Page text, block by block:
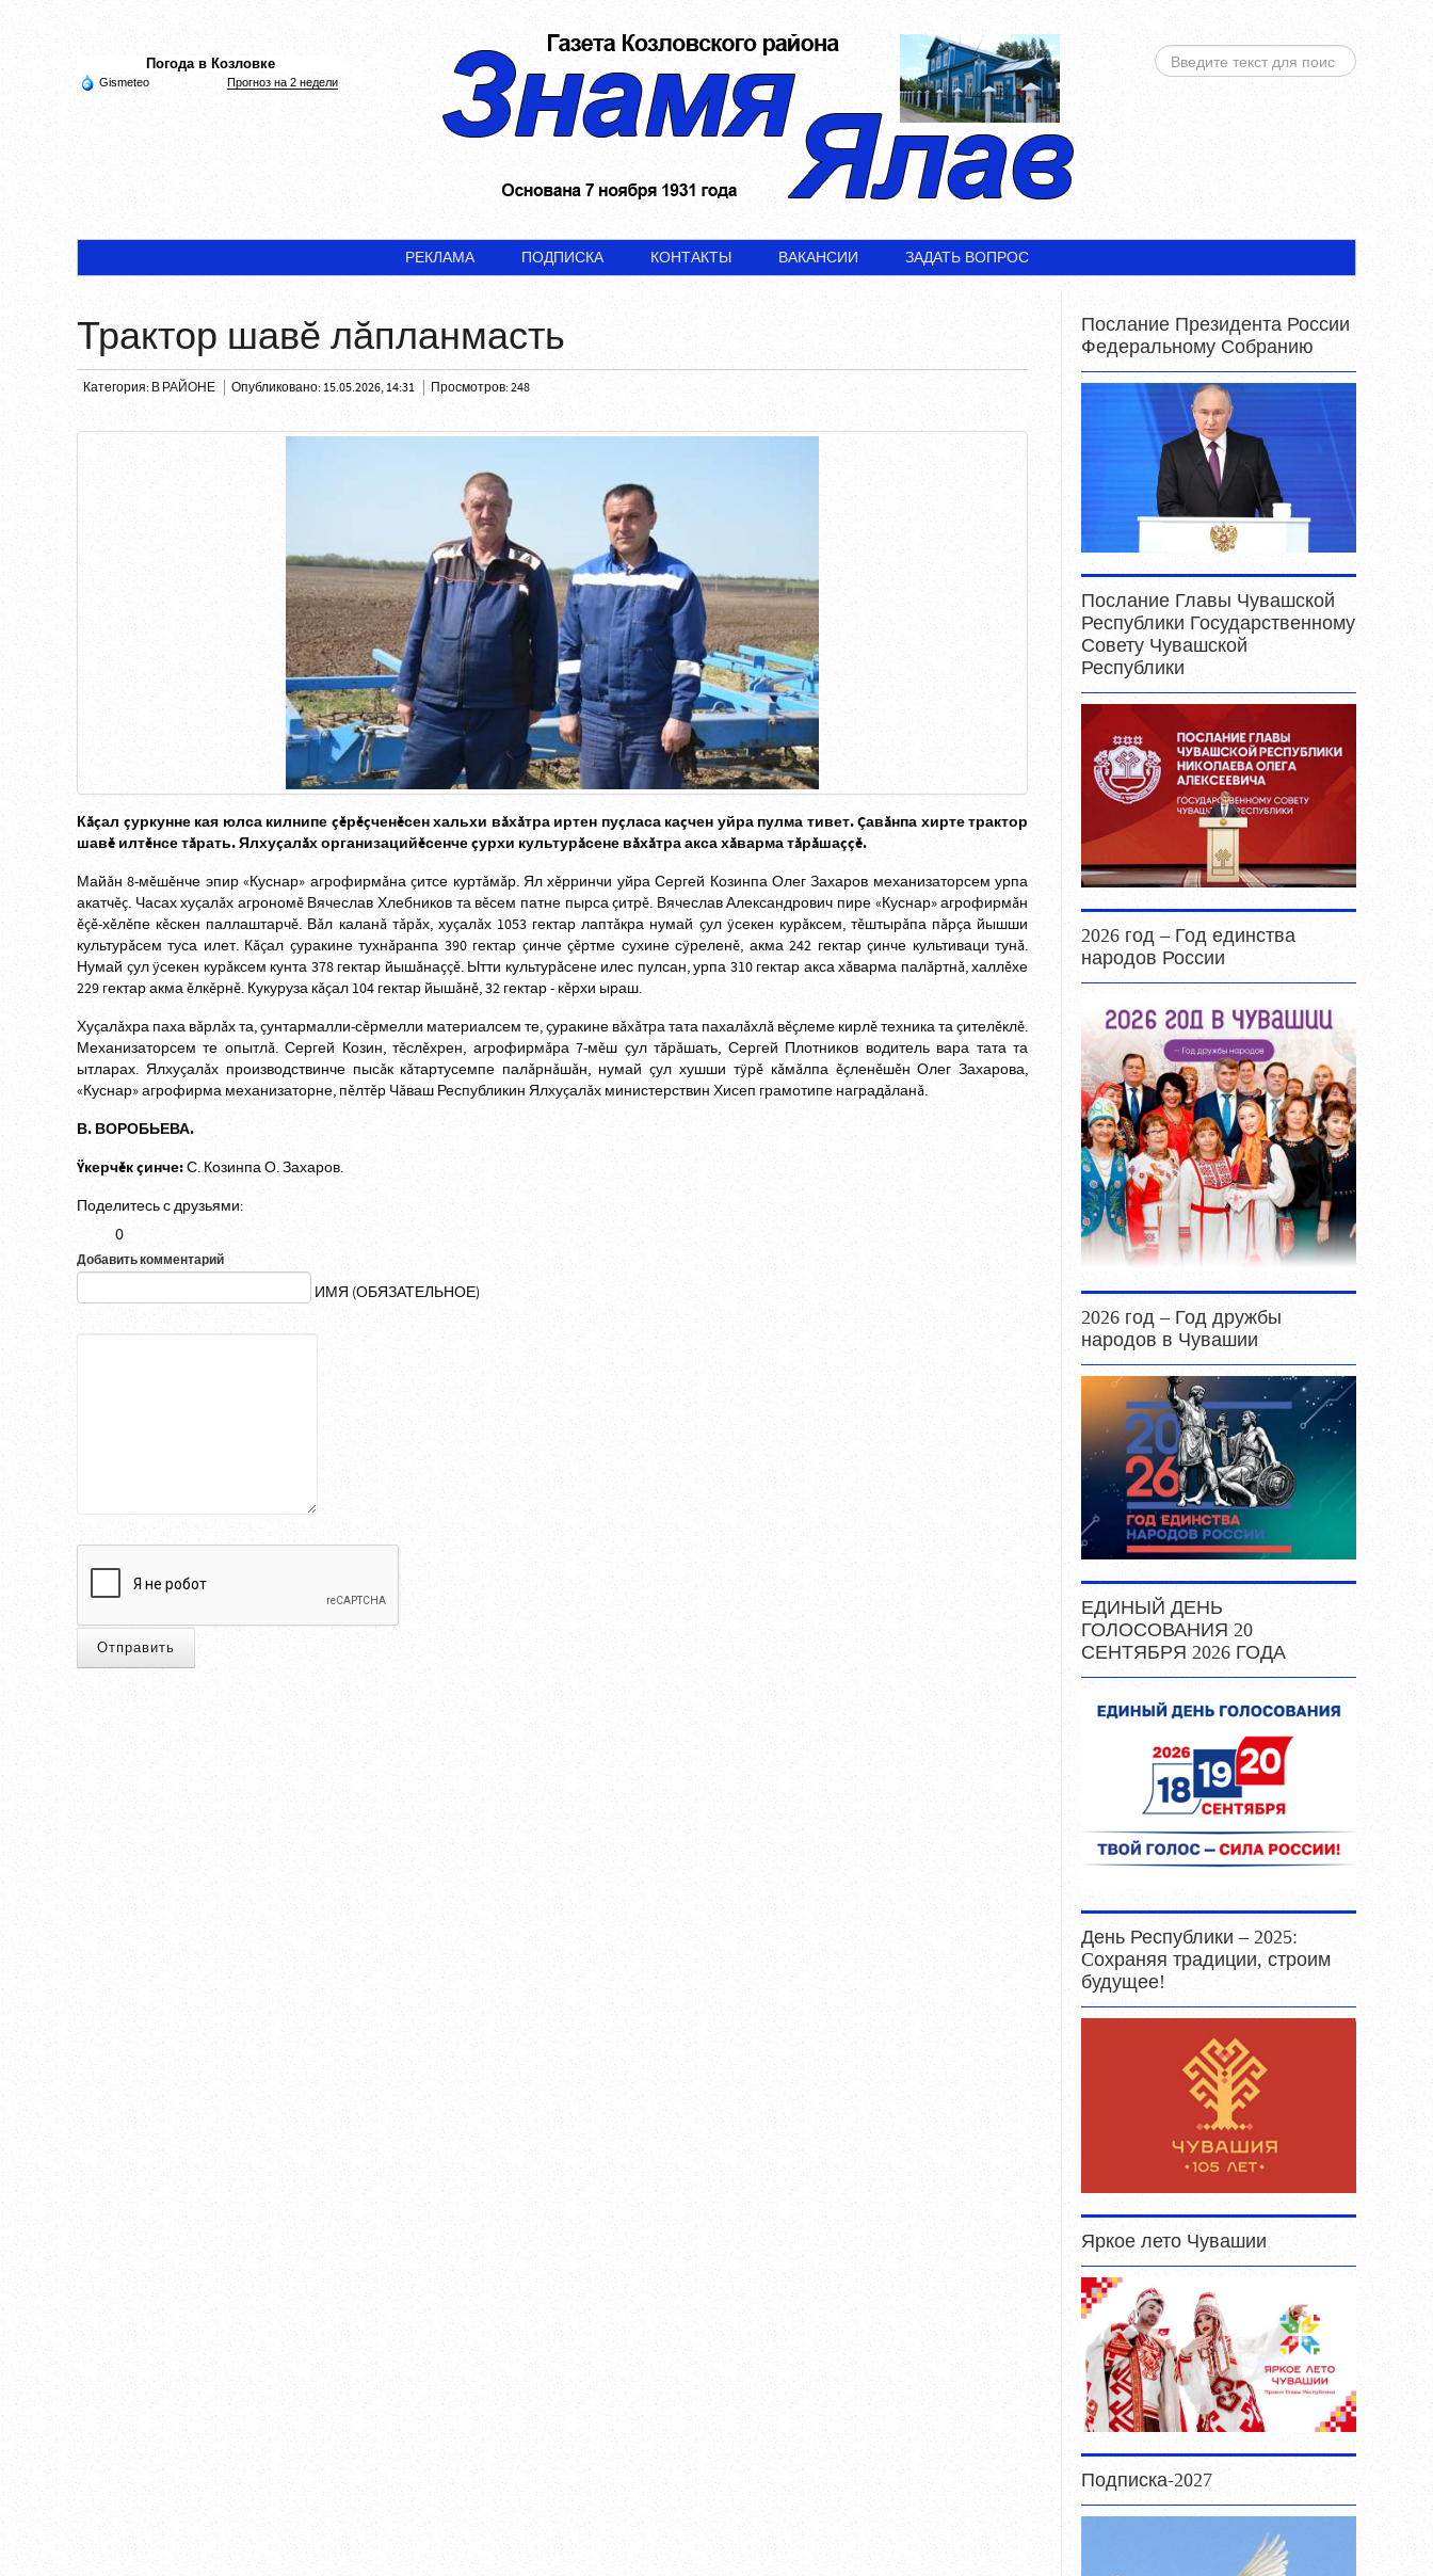
Погода в Козловке
Gismeteo Прогноз на 2 недели
ИСКАТЬ...
РЕКЛАМА ПОДПИСКА КОНТАКТЫ ВАКАНСИИ ЗАДАТЬ ВОПРОС
Трактор шавĕ лăпланмасть
Категория: В РАЙОНЕ Опубликовано: 15.05.2026, 14:31 Просмотров: 248
Кăçал çуркунне кая юлса килнипе çĕрĕçченĕсен хальхи вăхăтра иртен пуçласа каçчен уйра пулма тивет. Çавăнпа хирте трактор
шавĕ илтĕнсе тăрать. Ялхуçалăх организацийĕсенче çурхи культурăсене вăхăтра акса хăварма тăрăшаççĕ.
Майăн 8-мĕшĕнче эпир «Куснар» агрофирмăна çитсе куртăмăр. Ял хĕрринчи уйра Сергей Козинпа Олег Захаров механизаторсем урпа
акатчĕç. Часах хуçалăх агрономĕ Вячеслав Хлебников та вĕсем патне пырса çитрĕ. Вячеслав Александрович пире «Куснар» агрофирмăн
ĕçĕ-хĕлĕпе кĕскен паллаштарчĕ. Вăл каланă тăрăх, хуçалăх 1053 гектар лаптăкра нумай çул ÿсекен курăксем, тĕштырăпа пăрçа йышши
культурăсем туса илет. Кăçал çуракине тухнăранпа 390 гектар çинче çĕртме сухине сÿреленĕ, акма 242 гектар çинче культиваци тунă.
Нумай çул ÿсекен курăксем кунта 378 гектар йышăнаççĕ. Ытти культурăсене илес пулсан, урпа 310 гектар акса хăварма палăртнă, халлĕхе
229 гектар акма ĕлкĕрнĕ. Кукуруза кăçал 104 гектар йышăнĕ, 32 гектар - кĕрхи ыраш.
Хуçалăхра паха вăрлăх та, çунтармалли-сĕрмелли материалсем те, çуракине вăхăтра тата пахалăхлă вĕçлеме кирлĕ техника та çителĕклĕ.
Механизаторсем те опытлă. Сергей Козин, тĕслĕхрен, агрофирмăра 7-мĕш çул тăрăшать, Сергей Плотников водитель вара тата та
ытларах. Ялхуçалăх производствинче пысăк кăтартусемпе палăрнăшăн, нумай çул хушши тÿрĕ кăмăлпа ĕçленĕшĕн Олег Захарова,
«Куснар» агрофирма механизаторне, пĕлтĕр Чăваш Республикин Ялхуçалăх министерствин Хисеп грамотипе наградăланă.
В. ВОРОБЬЕВА.
Ÿкерчĕк çинче:С. Козинпа О. Захаров.
Поделитесь с друзьями:
0
Добавить комментарий
ИМЯ (ОБЯЗАТЕЛЬНОЕ)
Отправить
Послание Президента России
Федеральному Собранию
Послание Главы Чувашской
Республики Государственному
Совету Чувашской
Республики
2026 год – Год единства
народов России
2026 год – Год дружбы
народов в Чувашии
ЕДИНЫЙ ДЕНЬ
ГОЛОСОВАНИЯ 20
СЕНТЯБРЯ 2026 ГОДА
День Республики – 2025:
Cохраняя традиции, строим
будущее!
Яркое лето Чувашии
Подписка-2027